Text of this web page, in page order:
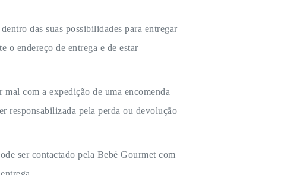
das suas possibilidades para entregar
o endereço de entrega e de estar
com a expedição de uma encomenda
responsabilizada pela perda ou devolução
ser contactado pela Bebé Gourmet com